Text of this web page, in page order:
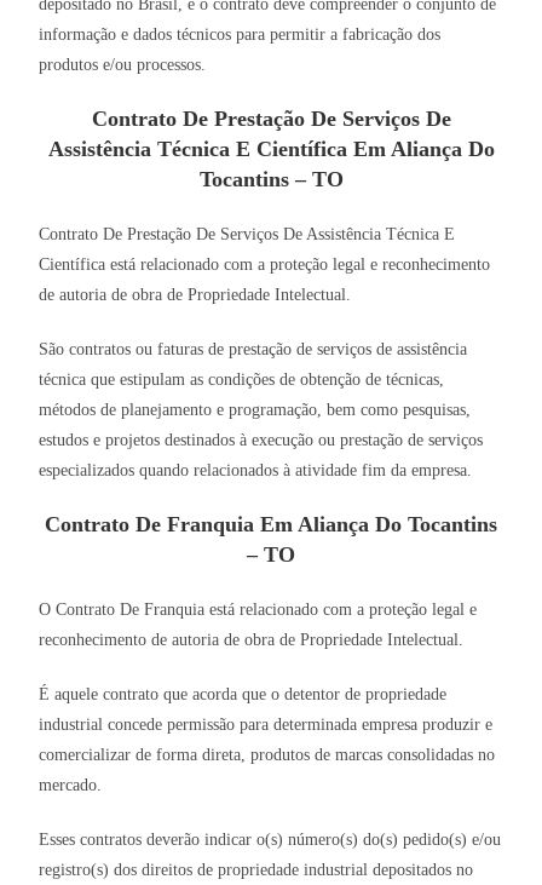
depositado no Brasil, e o contrato deve compreender o conjunto de
informação e dados técnicos para permitir a fabricação dos
produtos e/ou processos.
Contrato De Prestação De Serviços De
Assistência Técnica E Científica Em Aliança Do
Tocantins – TO
Contrato De Prestação De Serviços De Assistência Técnica E
Científica está relacionado com a proteção legal e reconhecimento
de autoria de obra de Propriedade Intelectual.
São contratos ou faturas de prestação de serviços de assistência
técnica que estipulam as condições de obtenção de técnicas,
métodos de planejamento e programação, bem como pesquisas,
estudos e projetos destinados à execução ou prestação de serviços
especializados quando relacionados à atividade fim da empresa.
Contrato De Franquia Em Aliança Do Tocantins
– TO
O Contrato De Franquia está relacionado com a proteção legal e
reconhecimento de autoria de obra de Propriedade Intelectual.
É aquele contrato que acorda que o detentor de propriedade
industrial concede permissão para determinada empresa produzir e
comercializar de forma direta, produtos de marcas consolidadas no
mercado.
Esses contratos deverão indicar o(s) número(s) do(s) pedido(s) e/ou
registro(s) dos direitos de propriedade industrial depositados no